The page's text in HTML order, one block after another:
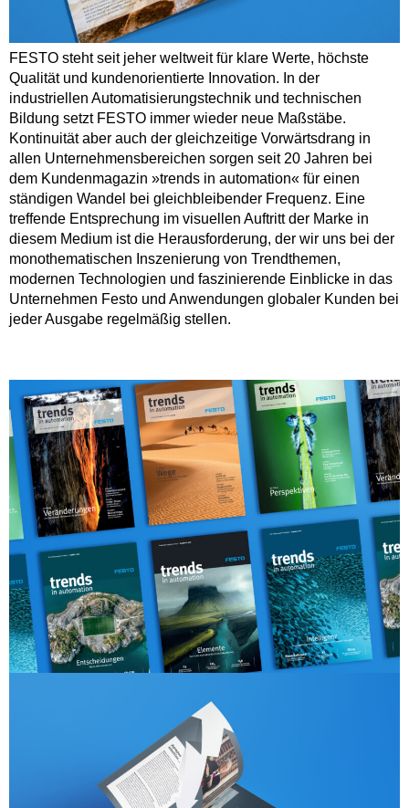
FESTO steht seit jeher weltweit für klare Werte, höchste
Qualität und kundenorientierte Innovation. In der
industriellen Automatisierungstechnik und technischen
Bildung setzt FESTO immer wieder neue Maßstäbe.
Kontinuität aber auch der gleichzeitige Vorwärtsdrang in
allen Unternehmensbereichen sorgen seit 20 Jahren bei
dem Kundenmagazin »trends in automation« für einen
ständigen Wandel bei gleichbleibender Frequenz. Eine
treffende Entsprechung im visuellen Auftritt der Marke in
diesem Medium ist die Herausforderung, der wir uns bei der
monothematischen Inszenierung von Trendthemen,
modernen Technologien und faszinierende Einblicke in das
Unternehmen Festo und Anwendungen globaler Kunden bei
jeder Ausgabe regelmäßig stellen.